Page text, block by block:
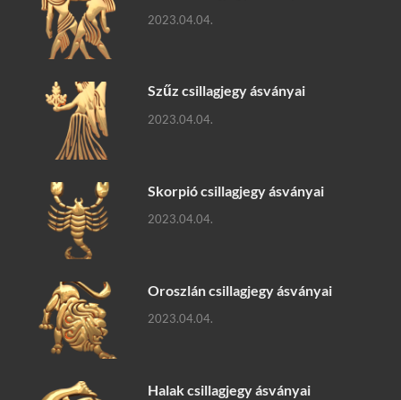
2023.04.04.
Szűz csillagjegy ásványai
2023.04.04.
Skorpió csillagjegy ásványai
2023.04.04.
Oroszlán csillagjegy ásványai
2023.04.04.
Halak csillagjegy ásványai